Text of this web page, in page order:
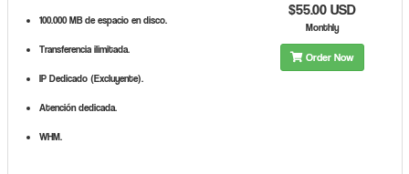
100.000 MB de espacio en disco.
Transferencia ilimitada.
IP Dedicado (Excluyente).
Atención dedicada.
WHM.
$55.00 USD
Monthly
Order Now